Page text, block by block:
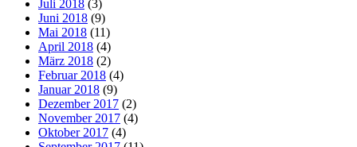
Juli 2018 (3)
Juni 2018 (9)
Mai 2018 (11)
April 2018 (4)
März 2018 (2)
Februar 2018 (4)
Januar 2018 (9)
Dezember 2017 (2)
November 2017 (4)
Oktober 2017 (4)